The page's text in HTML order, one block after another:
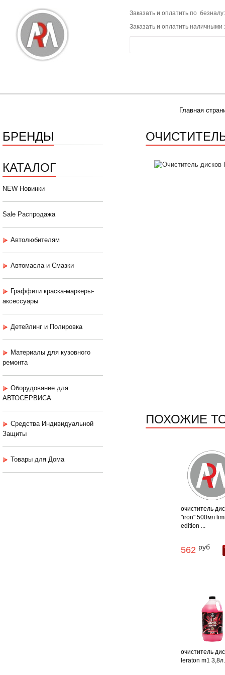
Заказать и оплатить по
Заказать и оплатить наличными
Главная
БРЕНДЫ
КАТАЛОГ
NEW Новинки
Sale Распродажа
Автолюбителям
Автомасла и Смазки
Граффити краска-маркеры-
аксессуары
Детейлинг и Полировка
Материалы для кузовного
ремонта
Оборудование для
АВТОСЕРВИСА
Средства Индивидуальной
Защиты
Товары для Дома
ОЧИСТИТЕЛЬ
ПОХОЖИЕ
очиститель
"iron" 500мл
edition ...
562 руб
очиститель
leraton m1 3,8л.